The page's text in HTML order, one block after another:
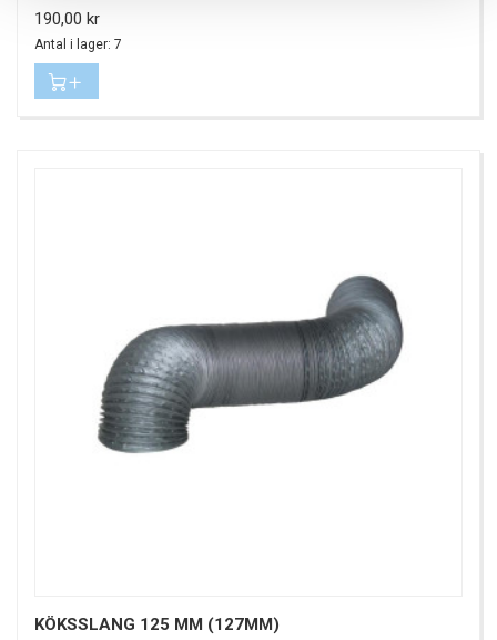
Pris
190,00 kr
Antal i lager: 7
KÖKSSLANG 125 MM (127MM)